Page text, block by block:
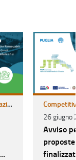
Competitività, ricerca e Innovazione
26 giugno
Avviso